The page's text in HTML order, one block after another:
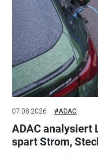
07.08.2026 #ADAC
ADAC analysiert
spart Strom,